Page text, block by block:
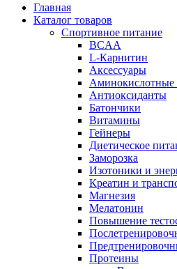
Главная
Каталог товаров
Спортивное питание
BCAA
L-Карнитин
Аксессуары
Аминокислотные
Антиоксиданты
Батончики
Витамины
Гейнеры
Диетическое
Заморозка
Изотоники и
Креатин и
Магнезия
Мелатонин
Повышение
Протеины